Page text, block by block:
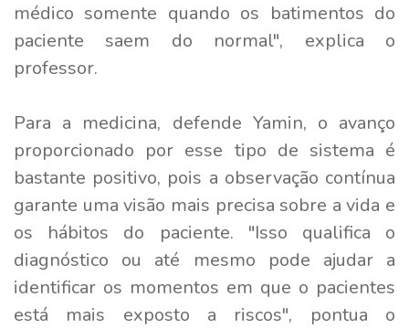
médico somente quando os batimentos do
paciente saem do normal", explica o
professor.
Para a medicina, defende Yamin, o avanço
proporcionado por esse tipo de sistema é
bastante positivo, pois a observação contínua
garante uma visão mais precisa sobre a vida e
os hábitos do paciente. "Isso qualifica o
diagnóstico ou até mesmo pode ajudar a
identificar os momentos em que o pacientes
está mais exposto a riscos", pontua o